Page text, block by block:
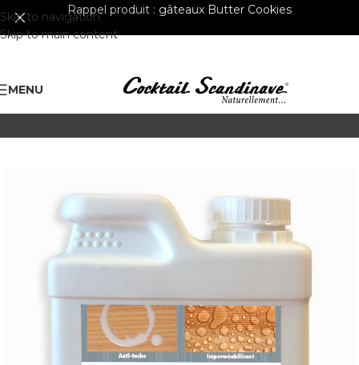
Skip to navigation
Skip to main content
Rappel produit : gâteaux Butter Cookies
MENU